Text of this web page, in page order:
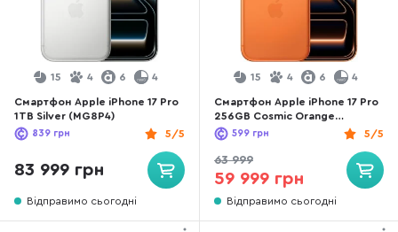
15 4 6 4
Смартфон Apple iPhone 17 Pro
1TB Silver (MG8P4)
5/5
839 грн
83 999 грн
Відправимо сьогодні
15 4 6 4
Смартфон Apple iPhone 17 Pro
256GB Cosmic Orange
(MG8H4)
5/5
599 грн
63 999
59 999 грн
Відправимо сьогодні